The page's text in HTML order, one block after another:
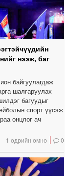
нээж, баг
байгуулагдаж
шалгаруулах
багуудыг
спорт үүсэж
онцлог ач
1 өдрийн өмнө 0